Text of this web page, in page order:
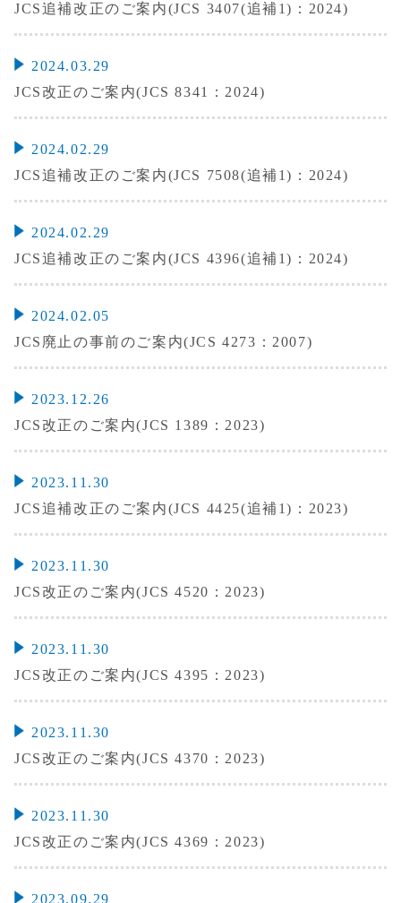
JCS追補改正のご案内(JCS 3407(追補1)：2024)
2024.03.29
JCS改正のご案内(JCS 8341：2024)
2024.02.29
JCS追補改正のご案内(JCS 7508(追補1)：2024)
2024.02.29
JCS追補改正のご案内(JCS 4396(追補1)：2024)
2024.02.05
JCS廃止の事前のご案内(JCS 4273：2007)
2023.12.26
JCS改正のご案内(JCS 1389：2023)
2023.11.30
JCS追補改正のご案内(JCS 4425(追補1)：2023)
2023.11.30
JCS改正のご案内(JCS 4520：2023)
2023.11.30
JCS改正のご案内(JCS 4395：2023)
2023.11.30
JCS改正のご案内(JCS 4370：2023)
2023.11.30
JCS改正のご案内(JCS 4369：2023)
2023.09.29